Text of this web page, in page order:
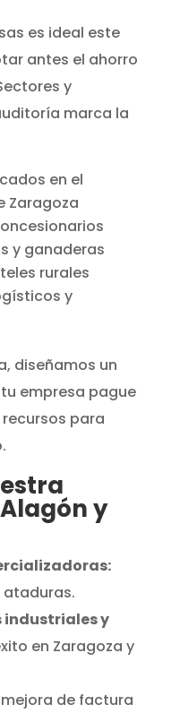
es ideal este
antes el ahorro
y
marca la
en el
Zaragoza
y ganaderas
rurales
y
diseñamos un
empresa pague
para
y
industriales y
en Zaragoza y
de factura